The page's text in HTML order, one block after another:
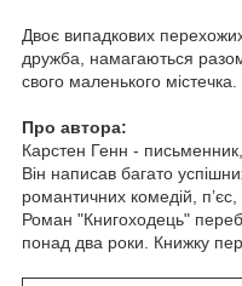
Двоє випадкових
дружба, намагаються
свого маленького містечка.
Про автора:
Карстен Генн -
Він написав багато
романтичних комедій,
Роман "Книгоходець"
понад два роки. Книжку